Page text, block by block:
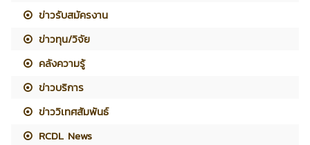
ข่าวรับสมัครงาน
ข่าวทุน/วิจัย
คลังความรู้
ข่าวบริการ
ข่าววิเทศสัมพันธ์
RCDL News